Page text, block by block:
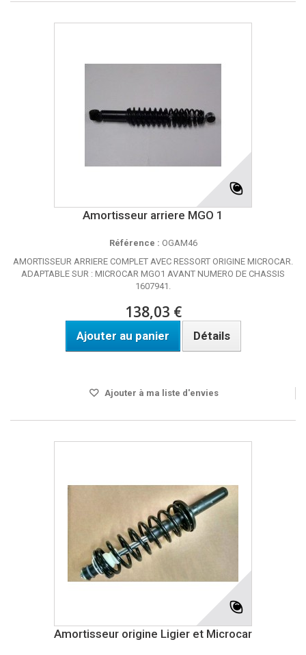
Amortisseur arriere MGO 1
Référence : OGAM46
AMORTISSEUR ARRIERE COMPLET AVEC RESSORT ORIGINE MICROCAR.
ADAPTABLE SUR : MICROCAR MGO1 AVANT NUMERO DE CHASSIS
1607941.
138,03 €
Ajouter au panier Détails
Ajouter à ma liste d'envies
Amortisseur origine Ligier et Microcar